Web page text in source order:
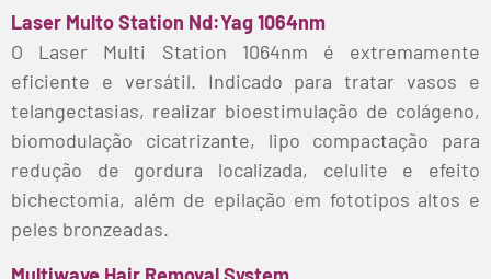
Laser Multo Station Nd:Yag 1064nm
O Laser Multi Station 1064nm é extremamente
eficiente e versátil. Indicado para tratar vasos e
telangectasias, realizar bioestimulação de colágeno,
biomodulação cicatrizante, lipo compactação para
redução de gordura localizada, celulite e efeito
bichectomia, além de epilação em fototipos altos e
peles bronzeadas.
Multiwave Hair Removal System